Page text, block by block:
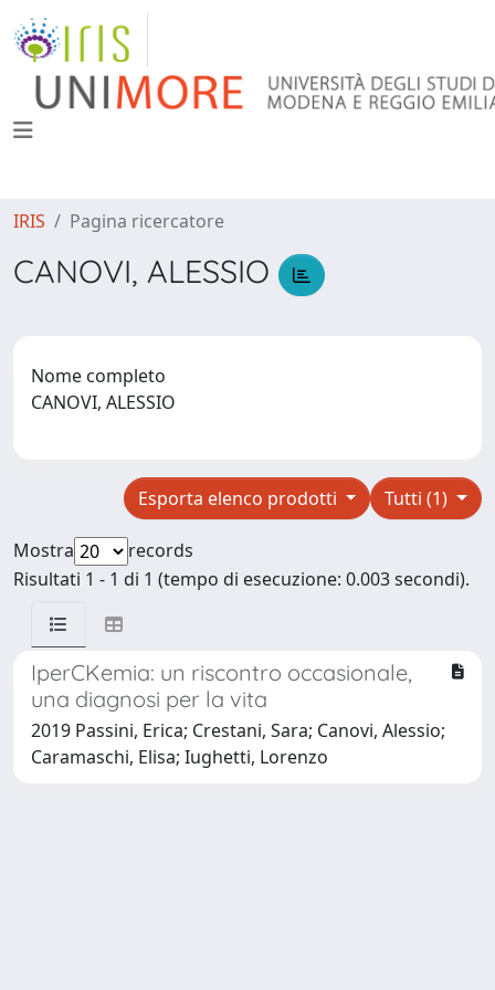
IRIS Pagina ricercatore
CANOVI, ALESSIO
Nome completo
CANOVI, ALESSIO
Tutti (1)
Esporta elenco prodotti
Mostra
records
Risultati 1 - 1 di 1 (tempo di esecuzione: 0.003 secondi).
IperCKemia: un riscontro occasionale,
una diagnosi per la vita
2019 Passini, Erica; Crestani, Sara; Canovi, Alessio;
Caramaschi, Elisa; Iughetti, Lorenzo